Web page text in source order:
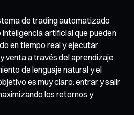
de trading automatizado
artificial que pueden
en tiempo real y ejecutar
venta a través del aprendizaje
de lenguaje natural y el
es muy claro: entrar y salir
los retornos y